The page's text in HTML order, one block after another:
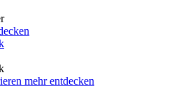
mehr entdecken